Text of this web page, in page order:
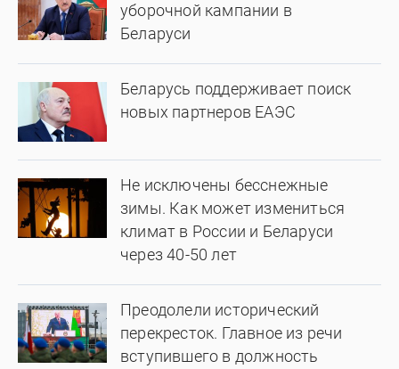
уборочной кампании в
Беларуси
Беларусь поддерживает поиск
новых партнеров ЕАЭС
Не исключены бесснежные
зимы. Как может измениться
климат в России и Беларуси
через 40-50 лет
Преодолели исторический
перекресток. Главное из речи
вступившего в должность